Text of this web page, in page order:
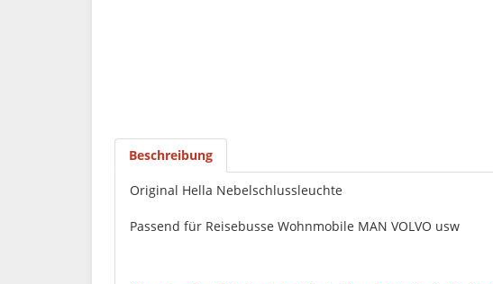
Beschreibung
Original Hella Nebelschlussleuchte
Passend für Reisebusse Wohnmobile MAN VOLVO usw